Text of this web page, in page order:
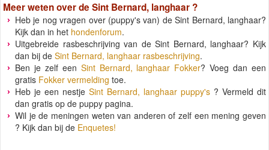
Meer weten over de Sint Bernard, langhaar ?
Heb je nog vragen over (puppy's van) de Sint Bernard, langhaar?
Kijk dan in het hondenforum.
Uitgebreide rasbeschrijving van de Sint Bernard, langhaar? Kijk
dan bij de Sint Bernard, langhaar rasbeschrijving.
Ben je zelf een Sint Bernard, langhaar Fokker? Voeg dan een
gratis Fokker vermelding toe.
Heb je een nestje Sint Bernard, langhaar puppy's ? Vermeld dit
dan gratis op de puppy pagina.
Wil je de meningen weten van anderen of zelf een mening geven
? Kijk dan bij de Enquetes!